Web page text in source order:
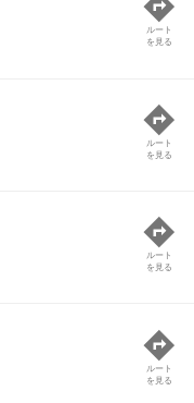
ルート
を見る
ルート
を見る
ルート
を見る
ルート
を見る